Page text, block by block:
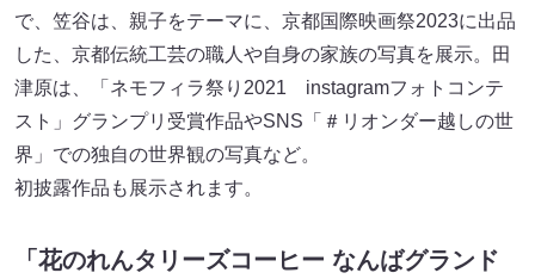
で、笠谷は、親子をテーマに、京都国際映画祭2023に出品
した、京都伝統工芸の職人や自身の家族の写真を展示。田
津原は、「ネモフィラ祭り2021 instagramフォトコンテ
スト」グランプリ受賞作品やSNS「＃リオンダー越しの世
界」での独自の世界観の写真など。
初披露作品も展示されます。
「花のれんタリーズコーヒー なんばグランド